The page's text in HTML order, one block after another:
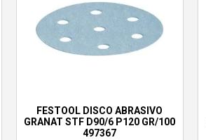
FESTOOL DISCO ABRASIVO
GRANAT STF D90/6 P120 GR/100
497367